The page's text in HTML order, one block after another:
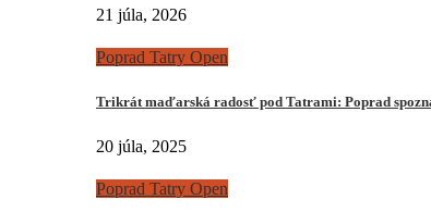
21 júla, 2026
Poprad Tatry Open
Trikrát maďarská radosť pod Tatrami: Poprad
20 júla, 2025
Poprad Tatry Open